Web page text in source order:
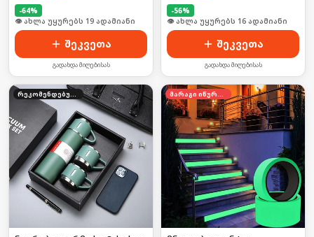
-64%
🛒 ბოლო 24სთ-ში იყიდა 3-მა
შეკვეთა
გადახდა მიღებისას
-56%
🛒 ბოლო 24სთ-ში იყიდა 20-მა
შეკვეთა
გადახდა მიღებისას
რეკომენდებული მარაგი იწურება